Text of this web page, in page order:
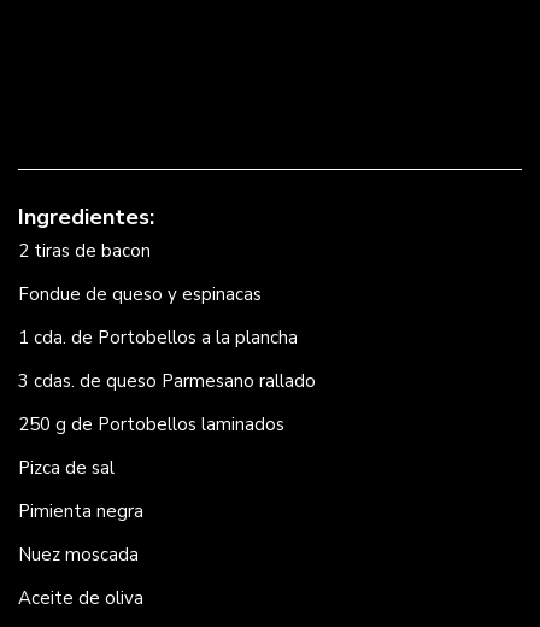
Ingredientes:
2 tiras de bacon
Fondue de queso y espinacas
1 cda. de Portobellos a la plancha
3 cdas. de queso Parmesano rallado
250 g de Portobellos laminados
Pizca de sal
Pimienta negra
Nuez moscada
Aceite de oliva